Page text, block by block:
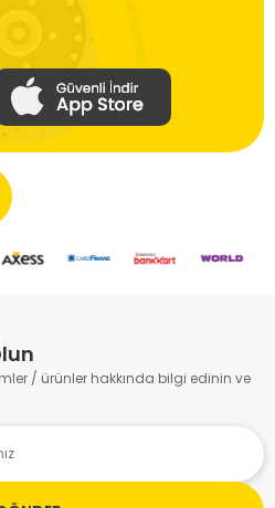
/ ürünler hakkında bilgi edinin ve